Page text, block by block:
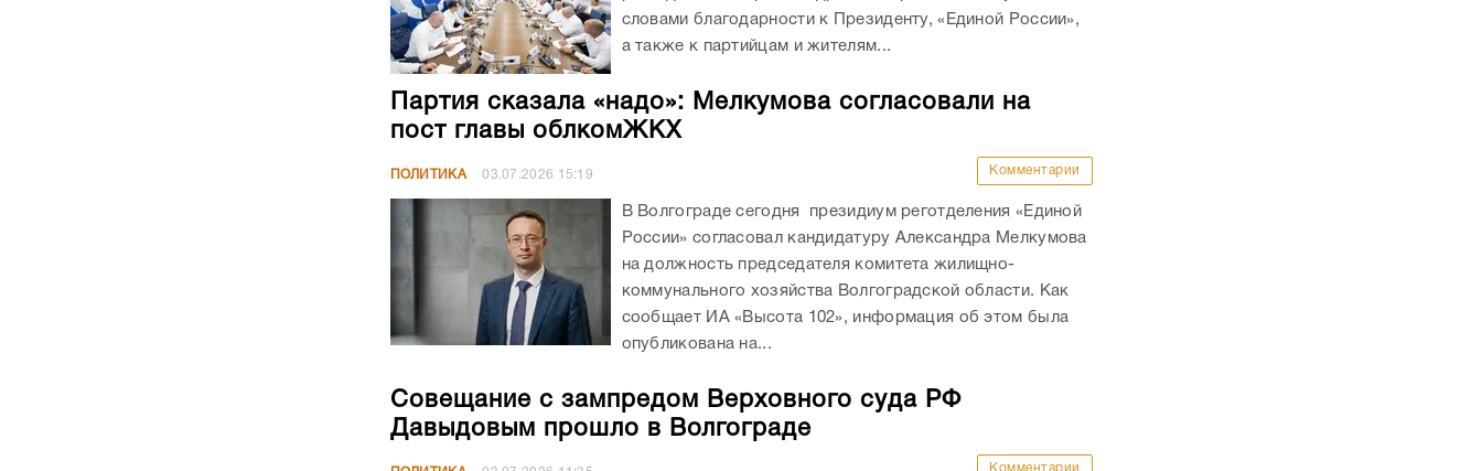
словами благодарности к Президенту, «Единой России»,
а также к партийцам и жителям...
Партия сказала «надо»: Мелкумова согласовали на
пост главы облкомЖКХ
ПОЛИТИКА 03.07.2026 15:19 Комментарии
В Волгограде сегодня президиум реготделения «Единой
России» согласовал кандидатуру Александра Мелкумова
на должность председателя комитета жилищно-
коммунального хозяйства Волгоградской области. Как
сообщает ИА «Высота 102», информация об этом была
опубликована на...
Совещание с зампредом Верховного суда РФ
Давыдовым прошло в Волгограде